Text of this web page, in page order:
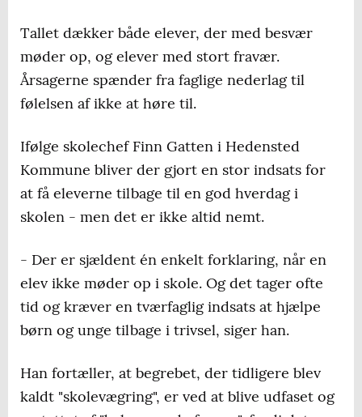
Tallet dækker både elever, der med besvær
møder op, og elever med stort fravær.
Årsagerne spænder fra faglige nederlag til
følelsen af ikke at høre til.
Ifølge skolechef Finn Gatten i Hedensted
Kommune bliver der gjort en stor indsats for
at få eleverne tilbage til en god hverdag i
skolen - men det er ikke altid nemt.
- Der er sjældent én enkelt forklaring, når en
elev ikke møder op i skole. Og det tager ofte
tid og kræver en tværfaglig indsats at hjælpe
børn og unge tilbage i trivsel, siger han.
Han fortæller, at begrebet, der tidligere blev
kaldt "skolevægring", er ved at blive udfaset og